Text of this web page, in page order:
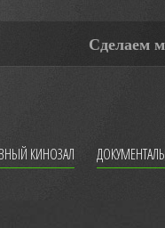
Сделаем
КИНОЗАЛ